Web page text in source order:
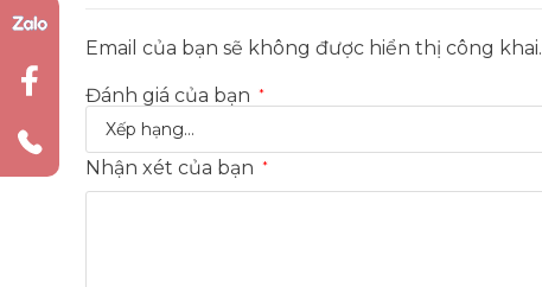
Email của bạn sẽ không được hiển thị công khai.
Đánh giá của bạn *
Nhận xét của bạn *